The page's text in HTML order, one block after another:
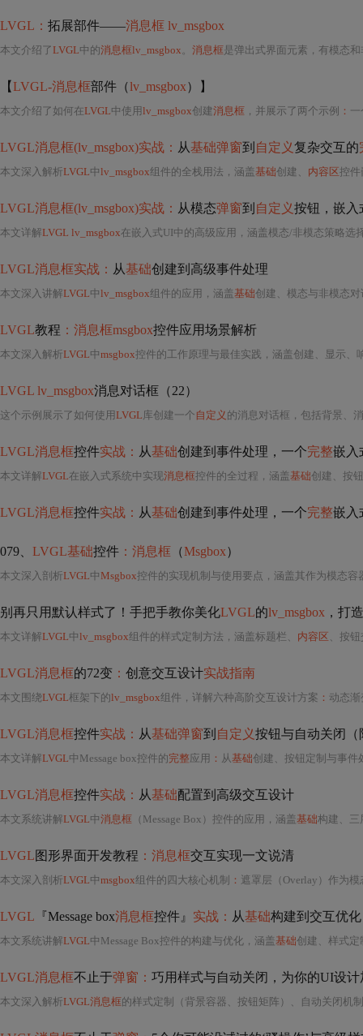
LVGL： 拓展部件——消息框 lv_msgbox
本文介绍了LVGL中的消息框lv_msgbox。 消息框是弹出式界面元素，有模态和非模态两种模式，能自动调整高度。它包含背景、关
【LVGL-消息框部件（lv_msgbox）】
本文介绍了如何在LVGL中使用lv_msgbox创建消息框 ，并展示了两个示例 ：
LVGL消息框(lv_msgbox)实战： 从基础弹窗到 自定义复杂交互的
本文深入解析LVGL中lv_msgbox组件的全栈用法，涵盖 基础创建、 内容区控件嵌入（如输入框、进
LVGL消息框(lv_msgbox)实战： 从模态弹窗到 自定义按钮，嵌入
本文详解LVGL lv_msgbox在嵌入式UI中的高级应用，涵盖模态/非模态策略选
LVGL消息框实战： 从基础创建到高级事件处理
本文深入讲解LVGL中lv_msgbox组件的应用，涵盖 基础创建、模态与非模态对话框的区别及适用场景、事
LVGL教程 ：消息框msgbox控件应用场景解析
本文深入解析LVGL中msgbox控件的工作原理与最佳实践，涵盖创建、显示、响应及销毁全流程，强调其在嵌入式系统中的安全交互作用。重点
LVGL lv_msgbox消息对话框（22）
这个示例展示了如何使用LVGL 库创建一个 自定义 的消息对话框，包括背景、
LVGL消息框控件实战： 从基础创建到事件处理，一个完整嵌入
本文详解LVGL在嵌入式系统中实现消息框控件的全过程，涵盖 基础创建、按钮交互与
LVGL消息框控件实战： 从基础创建到事件处理，一个完整嵌入
079、 LVGL基础控件 ：消息框 （Msgbox）
本文深入剖析LVGL中Msgbox控件的实现机制与使用要点，涵盖其作为模态容
别再只用默认样式了！手把手教你美化LVGL的lv_msgbox ，打
本文详解LVGL中lv_msgbox组件的样式定制方法，涵盖标题栏、 内容区 、按钮交互状态的
LVGL消息框的72变 ： 创意交互设计实战指南
本文围绕LVGL框架下的lv_msgbox组件，详解六种高阶交互设计方案 ： 动态渐变背景、多语言按钮矩阵、异
LVGL消息框控件实战： 从基础弹窗到 自定义按钮与自动关闭（
本文详解LVGL中Message box控件的完整应用 ： 从基础创建、按钮定制与事件处理，到自动关闭、动画效果及内存优化策略
LVGL消息框控件实战： 从基础配置到高级交互设计
本文系统讲解LVGL中消息框 （Message Box）控件的应用，涵盖 基础构建、三层样式定制
LVGL图形界面开发教程 ：消息框交互实现一文说清
本文深入剖析LVGL中msgbox组件的四大核心机制 ： 遮罩层（Overlay）作为模态事件过滤网、按钮系统
LVGL 『Message box消息框控件』 实战： 从基础构建到交互优化
本文系统讲解LVGL中Message Box控件的构建与优化，涵盖 基础创建、样式定制（容器/按钮背景/按钮样式）、交互逻辑（自动关闭、动画时长、事件
LVGL消息框不止于弹窗： 巧用样式与自动关闭，为你的UI设计加
本文深入解析LVGL消息框的样式定制（背景容器、按钮矩阵）、自动关闭机制（适用场景与动画时长优化）、FIT_TIGHT模式常见布局问题及替代方案，并介绍动态